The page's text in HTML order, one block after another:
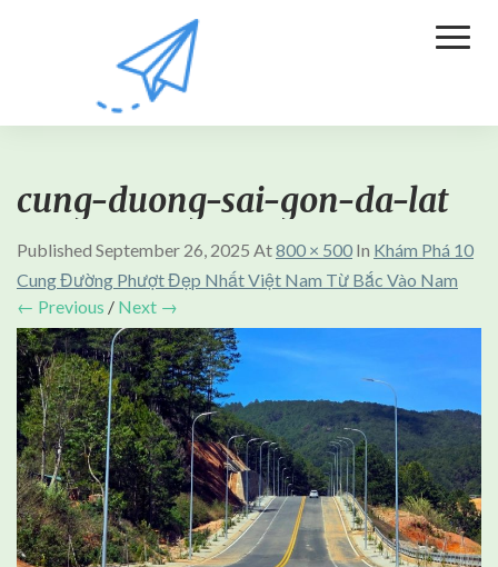
cung-duong-sai-gon-da-lat
Published September 26, 2025 At800 × 500 In Khám Phá 10
Cung Đường Phượt Đẹp Nhất Việt Nam Từ Bắc Vào Nam
← Previous / Next →